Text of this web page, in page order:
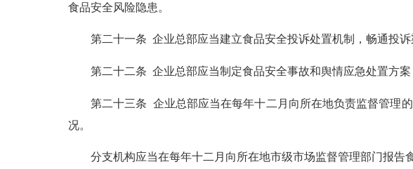
食品安全风险隐患。
第二十一条 企业总部应当建立食品安全投诉处置机制，畅通投诉
第二十二条 企业总部应当制定食品安全事故和舆情应急处置方案
第二十三条 企业总部应当在每年十二月向所在地负责监督管理的
况。
分支机构应当在每年十二月向所在地市级市场监督管理部门报告食